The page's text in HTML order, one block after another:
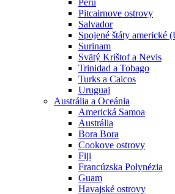
Peru
Pitcairnove ostrovy
Salvador
Spojené štáty americké
Surinam
Svätý Krištof a Nevis
Trinidad a Tobago
Turks a Caicos
Uruguaj
Austrália a Oceánia
Americká Samoa
Austrália
Bora Bora
Cookove ostrovy
Fiji
Francúzska Polynézia
Guam
Havajské ostrovy